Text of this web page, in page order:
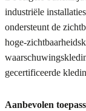
industriële
ondersteunt de
hoge-
gecertificeerde
Aanbevolen